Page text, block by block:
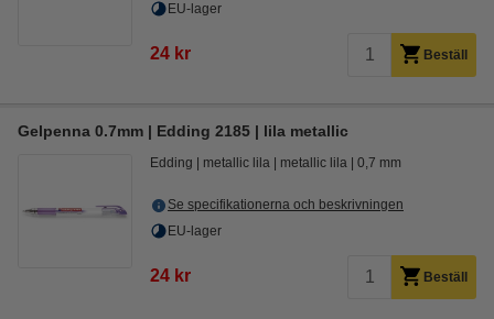
EU-lager
24 kr Beställ
Gelpenna 0.7mm | Edding 2185 | lila metallic
Edding metallic lila metallic lila 0,7 mm
Se specifikationerna och beskrivningen
EU-lager
24 kr Beställ